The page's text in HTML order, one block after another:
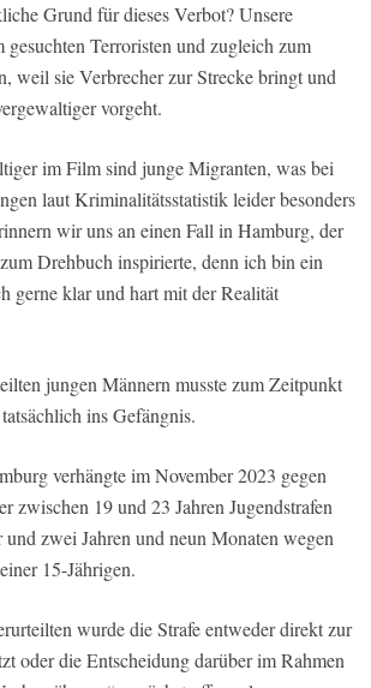
Grund für dieses Verbot? Unsere
Terroristen und zugleich zum
weil sie Verbrecher zur Strecke bringt und
vorgeht.
im Film sind junge Migranten, was bei
laut Kriminalitätsstatistik leider besonders
wir uns an einen Fall in Hamburg, der
Drehbuch inspirierte, denn ich bin ein
gerne klar und hart mit der Realität
jungen Männern musste zum Zeitpunkt
ins Gefängnis.
verhängte im November 2023 gegen
zwischen 19 und 23 Jahren Jugendstrafen
und zwei Jahren und neun Monaten wegen
15-Jährigen.
wurde die Strafe entweder direkt zur
oder die Entscheidung darüber im Rahmen